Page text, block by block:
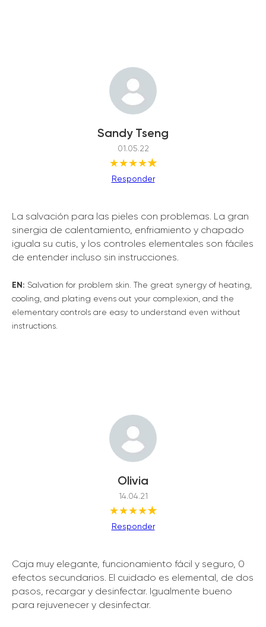
Sandy Tseng
01.05.22
★★★★★
Responder
La salvación para las pieles con problemas. La gran
sinergia de calentamiento, enfriamiento y chapado
iguala su cutis, y los controles elementales son fáciles
de entender incluso sin instrucciones.
EN: Salvation for problem skin. The great synergy of heating,
cooling, and plating evens out your complexion, and the
elementary controls are easy to understand even without
instructions.
Olivia
14.04.21
★★★★★
Responder
Caja muy elegante, funcionamiento fácil y seguro, 0
efectos secundarios. El cuidado es elemental, de dos
pasos, recargar y desinfectar. Igualmente bueno
para rejuvenecer y desinfectar.